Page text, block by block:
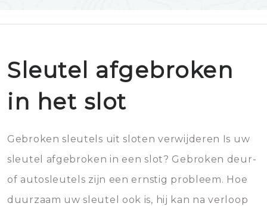
Sleutel afgebroken
in het slot
Gebroken sleutels uit sloten verwijderen Is uw
sleutel afgebroken in een slot? Gebroken deur-
of autosleutels zijn een ernstig probleem. Hoe
duurzaam uw sleutel ook is, hij kan na verloop